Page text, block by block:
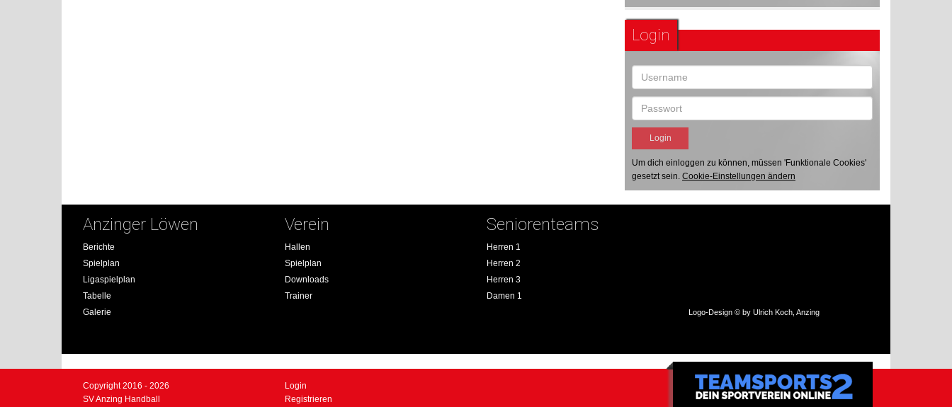
Login
Um dich einloggen zu können, müssen 'Funktionale Cookies'
gesetzt sein. Cookie-Einstellungen ändern
Anzinger Löwen
Berichte
Spielplan
Ligaspielplan
Tabelle
Galerie
Verein
Hallen
Spielplan
Downloads
Trainer
Seniorenteams
Herren 1
Herren 2
Herren 3
Damen 1
Logo-Design © by Ulrich Koch, Anzing
Copyright 2016 - 2026
SV Anzing Handball
Login
Registrieren